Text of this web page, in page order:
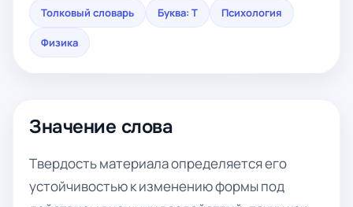
Толковый словарь Буква: Т Психология
Физика
Значение слова
Твердость материала определяется его
устойчивостью к изменению формы под